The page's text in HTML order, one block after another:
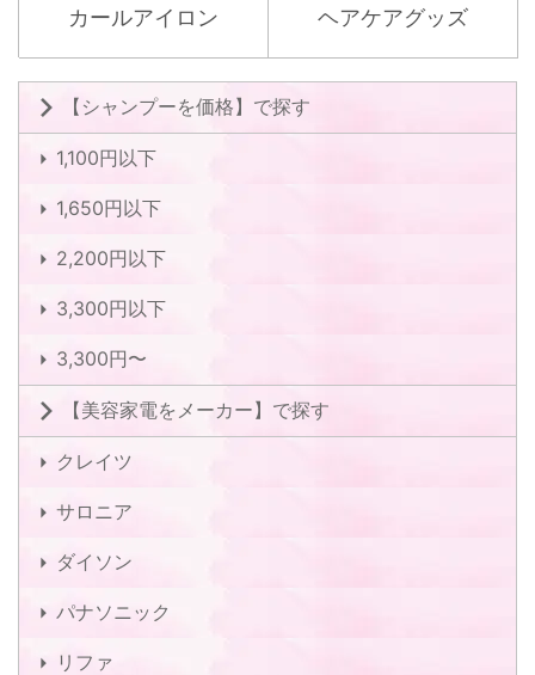
カールアイロン ヘアケアグッズ
【シャンプーを価格】で探す
1,100円以下
1,650円以下
2,200円以下
3,300円以下
3,300円〜
【美容家電をメーカー】で探す
クレイツ
サロニア
ダイソン
パナソニック
リファ